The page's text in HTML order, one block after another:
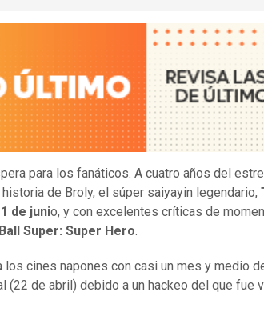
para los fanáticos. A cuatro años del
de Broly, el súper saiyayin legendario,
de junio, y con excelentes críticas de
Super: Super Hero.
los cines napones con casi un mes y medio
(22 de abril) debido a un hackeo del que fue